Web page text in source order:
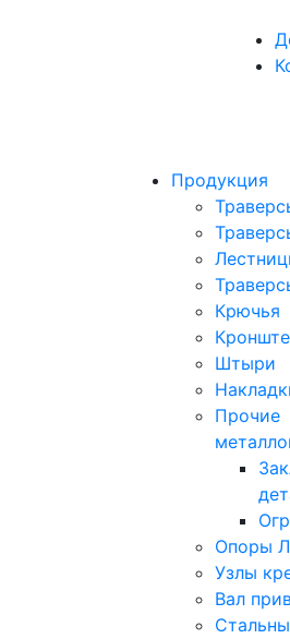
Продукция
Крючья
Штыри
Прочие
Опоры
Узлы
Вал